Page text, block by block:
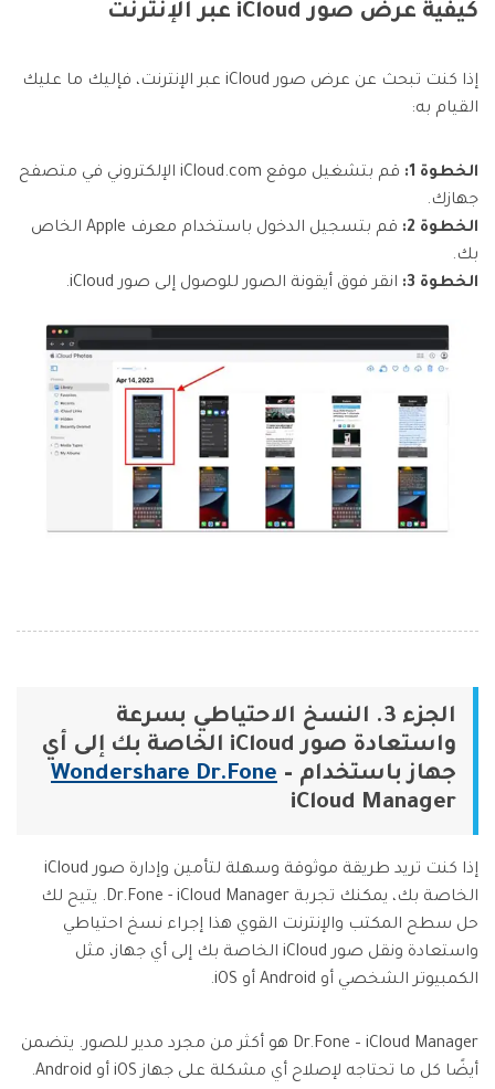
كيفية عرض صور iCloud عبر الإنترنت
إذا كنت تبحث عن عرض صور iCloud عبر الإنترنت، فإليك ما عليك
القيام به:
الخطوة 1:
قم بتشغيل موقع iCloud.com الإلكتروني في متصفح
جهازك.
الخطوة 2:
قم بتسجيل الدخول باستخدام معرف Apple الخاص
بك.
الخطوة 3:
انقر فوق أيقونة الصور للوصول إلى صور iCloud.
الجزء 3. النسخ الاحتياطي بسرعة
واستعادة صور iCloud الخاصة بك إلى أي
جهاز باستخدام
Wondershare Dr.Fone –
iCloud Manager
إذا كنت تريد طريقة موثوقة وسهلة لتأمين وإدارة صور iCloud
الخاصة بك، يمكنك تجربة Dr.Fone - iCloud Manager. يتيح لك
حل سطح المكتب والإنترنت القوي هذا إجراء نسخ احتياطي
واستعادة ونقل صور iCloud الخاصة بك إلى أي جهاز، مثل
الكمبيوتر الشخصي أو Android أو iOS.
Dr.Fone – iCloud Manager هو أكثر من مجرد مدير للصور. يتضمن
أيضًا كل ما تحتاجه لإصلاح أي مشكلة على جهاز iOS أو Android.